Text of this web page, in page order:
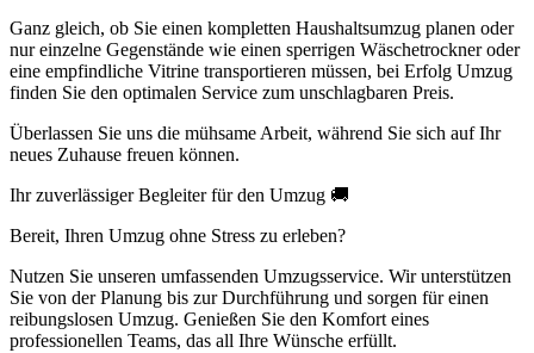
Ganz gleich, ob Sie einen kompletten Haushaltsumzug planen oder
nur einzelne Gegenstände wie einen sperrigen Wäschetrockner oder
eine empfindliche Vitrine transportieren müssen, bei Erfolg Umzug
finden Sie den optimalen Service zum unschlagbaren Preis.
Überlassen Sie uns die mühsame Arbeit, während Sie sich auf Ihr
neues Zuhause freuen können.
Ihr zuverlässiger Begleiter für den Umzug 🚚
Bereit, Ihren Umzug ohne Stress zu erleben?
Nutzen Sie unseren umfassenden Umzugsservice. Wir unterstützen
Sie von der Planung bis zur Durchführung und sorgen für einen
reibungslosen Umzug. Genießen Sie den Komfort eines
professionellen Teams, das all Ihre Wünsche erfüllt.